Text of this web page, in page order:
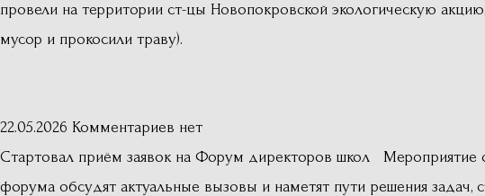
провели на территории ст-цы Новопокровской экологическую
мусор и прокосили траву).
22.05.2026 Комментариев нет
Стартовал приём заявок на Форум директоров школ Мероприятие
форума обсудят актуальные вызовы и наметят пути решения задач,